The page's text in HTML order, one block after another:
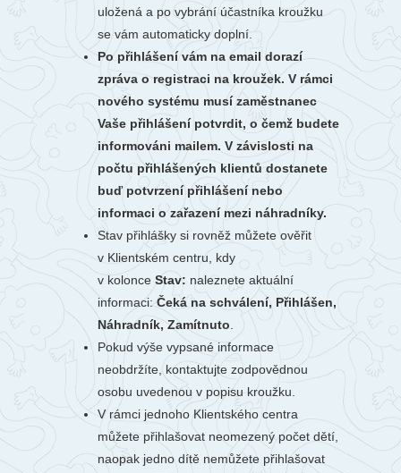
uložená a po vybrání účastníka kroužku
se vám automaticky doplní.
Po přihlášení vám na email dorazí
zpráva o registraci na kroužek. V rámci
nového systému musí zaměstnanec
Vaše přihlášení potvrdit, o čemž budete
informováni mailem. V závislosti na
počtu přihlášených klientů dostanete
buď potvrzení přihlášení nebo
informaci o zařazení mezi náhradníky.
Stav přihlášky si rovněž můžete ověřit
v Klientském centru, kdy
v kolonce Stav: naleznete aktuální
informaci:Čeká na schválení, Přihlášen,
Náhradník, Zamítnuto
Pokud výše vypsané informace
neobdržíte, kontaktujte zodpovědnou
osobu uvedenou v popisu kroužku.
V rámci jednoho Klientského centra
můžete přihlašovat neomezený počet dětí,
naopak jedno dítě nemůžete přihlašovat